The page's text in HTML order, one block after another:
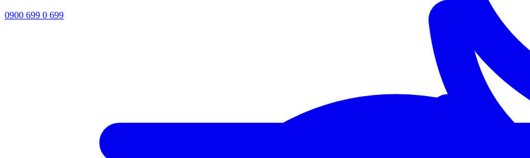
0900 699 0 699